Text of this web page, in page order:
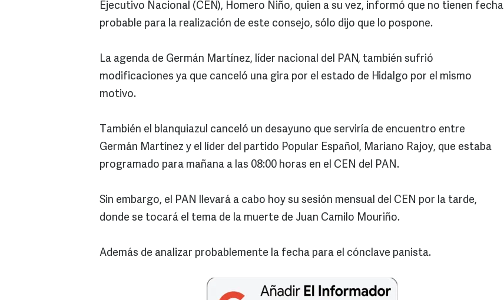
Ejecutivo Nacional (CEN), Homero Niño, quien a su vez, informó que no tienen fecha
probable para la realización de este consejo, sólo dijo que lo pospone.
La agenda de Germán Martínez, líder nacional del PAN, también sufrió
modificaciones ya que canceló una gira por el estado de Hidalgo por el mismo
motivo.
También el blanquiazul canceló un desayuno que serviría de encuentro entre
Germán Martínez y el líder del partido Popular Español, Mariano Rajoy, que estaba
programado para mañana a las 08:00 horas en el CEN del PAN.
Sin embargo, el PAN llevará a cabo hoy su sesión mensual del CEN por la tarde,
donde se tocará el tema de la muerte de Juan Camilo Mouriño.
Además de analizar probablemente la fecha para el cónclave panista.